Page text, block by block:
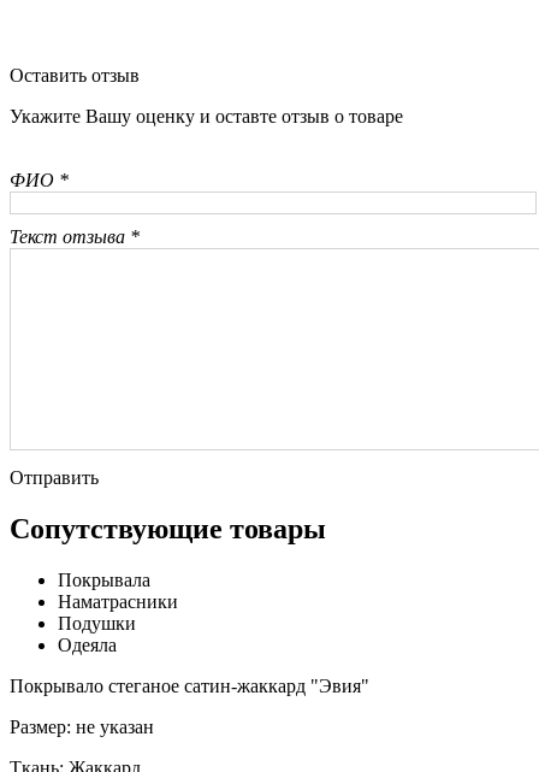
Оставить отзыв
Укажите Вашу оценку и оставте отзыв о товаре
ФИО *
Текст отзыва *
Отправить
Сопутствующие товары
Покрывала
Наматрасники
Подушки
Одеяла
Покрывало стеганое сатин-жаккард "Эвия"
Размер: не указан